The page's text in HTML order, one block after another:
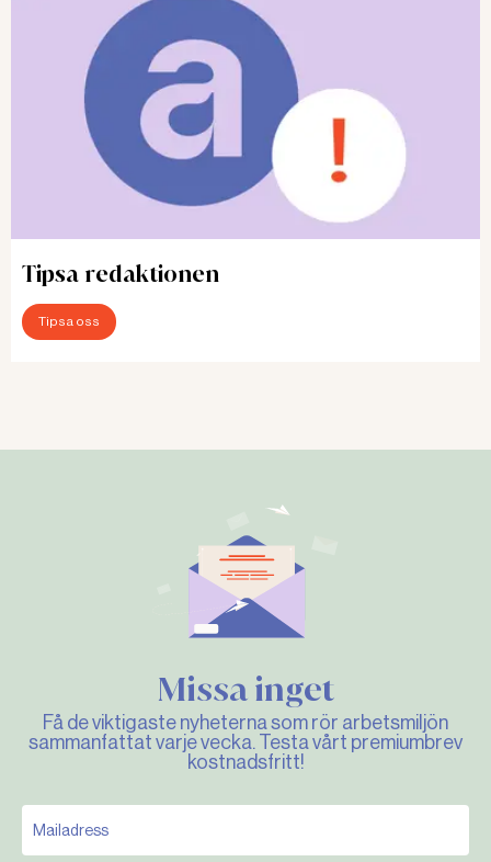
Tipsa redaktionen
Tipsa oss
Missa inget
Få de viktigaste nyheterna som rör arbetsmiljön
sammanfattat varje vecka. Testa vårt premiumbrev
kostnadsfritt!